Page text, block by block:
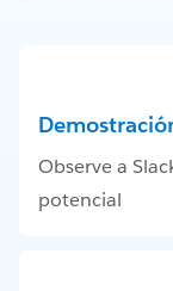
Observe a
potencial